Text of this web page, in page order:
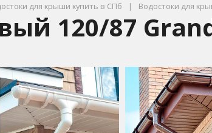
для крыши купить в СПб Водостоки для
120/87